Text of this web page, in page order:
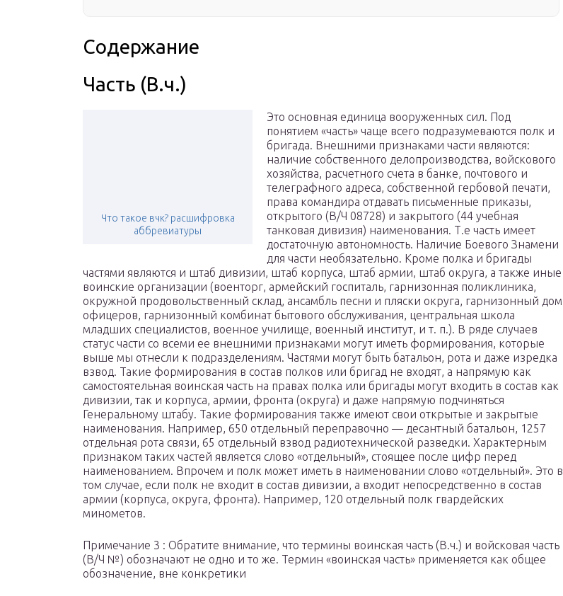
Содержание
Часть (В.ч.)
Что такое вчк? расшифровка
аббревиатуры
Это основная единица вооруженных сил. Под
понятием «часть» чаще всего подразумеваются полк и
бригада. Внешними признаками части являются:
наличие собственного делопроизводства, войскового
хозяйства, расчетного счета в банке, почтового и
телеграфного адреса, собственной гербовой печати,
права командира отдавать письменные приказы,
открытого (В/Ч 08728) и закрытого (44 учебная
танковая дивизия) наименования. Т.е часть имеет
достаточную автономность. Наличие Боевого Знамени
для части необязательно. Кроме полка и бригады
частями являются и штаб дивизии, штаб корпуса, штаб армии, штаб округа, а также иные
воинские организации (военторг, армейский госпиталь, гарнизонная поликлиника,
окружной продовольственный склад, ансамбль песни и пляски округа, гарнизонный дом
офицеров, гарнизонный комбинат бытового обслуживания, центральная школа
младших специалистов, военное училище, военный институт, и т. п.). В ряде случаев
статус части со всеми ее внешними признаками могут иметь формирования, которые
выше мы отнесли к подразделениям. Частями могут быть батальон, рота и даже изредка
взвод. Такие формирования в состав полков или бригад не входят, а напрямую как
самостоятельная воинская часть на правах полка или бригады могут входить в состав как
дивизии, так и корпуса, армии, фронта (округа) и даже напрямую подчиняться
Генеральному штабу. Такие формирования также имеют свои открытые и закрытые
наименования. Например, 650 отдельный переправочно — десантный батальон, 1257
отдельная рота связи, 65 отдельный взвод радиотехнической разведки. Характерным
признаком таких частей является слово «отдельный», стоящее после цифр перед
наименованием. Впрочем и полк может иметь в наименовании слово «отдельный». Это в
том случае, если полк не входит в состав дивизии, а входит непосредственно в состав
армии (корпуса, округа, фронта). Например, 120 отдельный полк гвардейских
минометов.
Примечание 3 : Обратите внимание, что термины воинская часть (В.ч.) и войсковая часть
(В/Ч №) обозначают не одно и то же. Термин «воинская часть» применяется как общее
обозначение, вне конкретики